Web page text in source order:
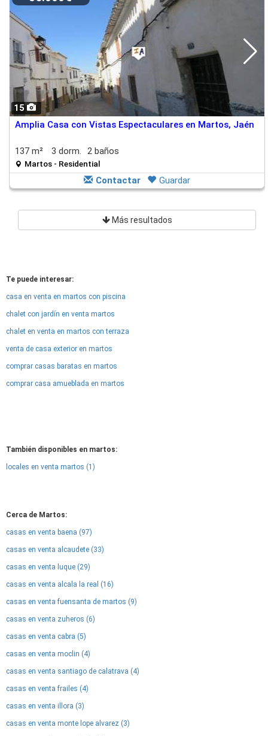
15
Amplia Casa con Vistas Espectaculares en Martos, Jaén
137 m² 3 dorm. 2 baños
Martos - Residential
Contactar Guardar
Más resultados
Te puede interesar:
casa en venta en martos con piscina
chalet con jardín en venta martos
chalet en venta en martos con terraza
venta de casa exterior en martos
comprar casas baratas en martos
comprar casa amueblada en martos
También disponibles en martos:
locales en venta martos (1)
Cerca de Martos:
casas en venta baena (97)
casas en venta alcaudete (33)
casas en venta luque (29)
casas en venta alcala la real (16)
casas en venta fuensanta de martos (9)
casas en venta zuheros (6)
casas en venta cabra (5)
casas en venta moclin (4)
casas en venta santiago de calatrava (4)
casas en venta frailes (4)
casas en venta illora (3)
casas en venta monte lope alvarez (3)